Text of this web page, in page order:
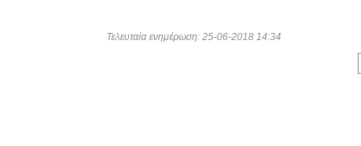
Τελευταία ενημέρωση: 25-06-2018 14:34